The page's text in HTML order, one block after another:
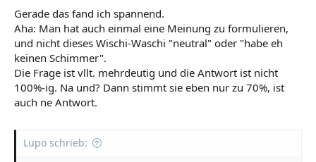
Gerade das fand ich spannend.
Aha: Man hat auch einmal eine Meinung zu formulieren,
und nicht dieses Wischi-Waschi "neutral" oder "habe eh
keinen Schimmer".
Die Frage ist vllt. mehrdeutig und die Antwort ist nicht
100%-ig. Na und? Dann stimmt sie eben nur zu 70%, ist
auch ne Antwort.
Lupo schrieb: